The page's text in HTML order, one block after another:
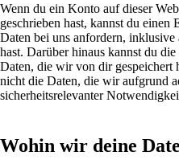
Wenn du ein Konto auf dieser
geschrieben hast, kannst du einen
Daten bei uns anfordern,
hast. Darüber hinaus kannst du
Daten, die wir von dir gespeichert
nicht die Daten, die wir aufgrund
sicherheitsrelevanter
Wohin wir deine